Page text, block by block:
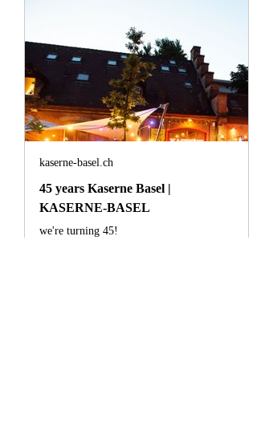
kaserne-basel.ch
45 years Kaserne Basel |
KASERNE-BASEL
we're turning 45!